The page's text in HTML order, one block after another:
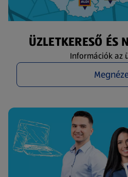
ÜZLETKERESŐ ÉS
Információk az